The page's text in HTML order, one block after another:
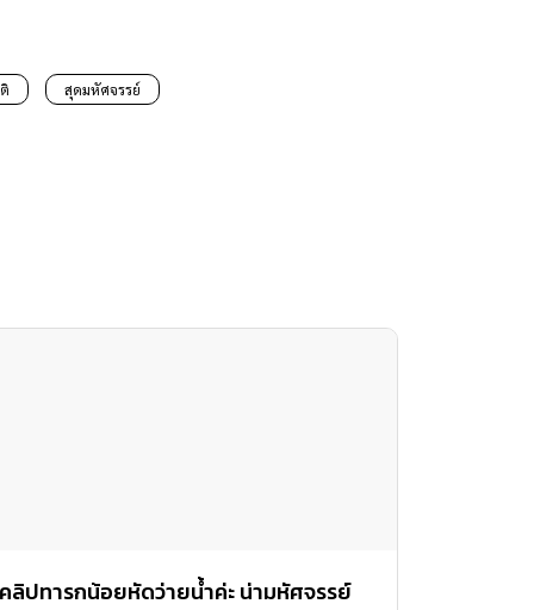
สุดมหัศจรรย์
คลิปทารกน้อยหัดว่ายน้ำค่ะ น่ามหัศจรรย์